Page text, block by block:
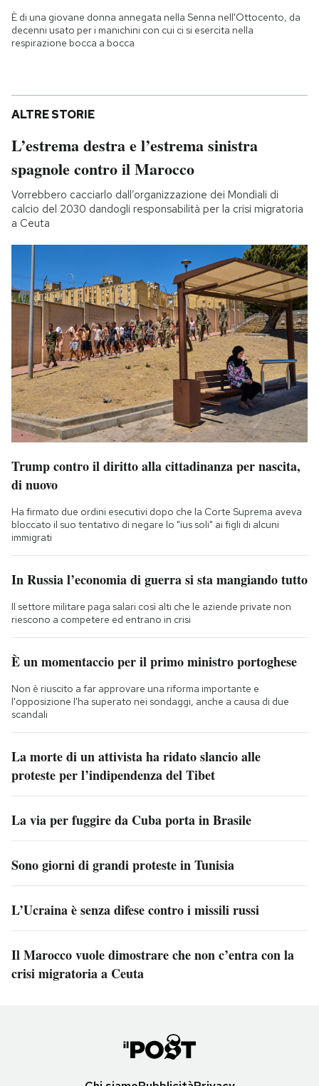
È di una giovane donna annegata nella Senna nell'Ottocento, da
decenni usato per i manichini con cui ci si esercita nella
respirazione bocca a bocca
ALTRE STORIE
L’estrema destra e l’estrema sinistra
spagnole contro il Marocco
Vorrebbero cacciarlo dall’organizzazione dei Mondiali di
calcio del 2030 dandogli responsabilità per la crisi migratoria
a Ceuta
Trump contro il diritto alla cittadinanza per nascita,
di nuovo
Ha firmato due ordini esecutivi dopo che la Corte Suprema aveva
bloccato il suo tentativo di negare lo "ius soli" ai figli di alcuni
immigrati
In Russia l’economia di guerra si sta mangiando tutto
Il settore militare paga salari così alti che le aziende private non
riescono a competere ed entrano in crisi
È un momentaccio per il primo ministro portoghese
Non è riuscito a far approvare una riforma importante e
l'opposizione l'ha superato nei sondaggi, anche a causa di due
scandali
La morte di un attivista ha ridato slancio alle
proteste per l’indipendenza del Tibet
La via per fuggire da Cuba porta in Brasile
Sono giorni di grandi proteste in Tunisia
L’Ucraina è senza difese contro i missili russi
Il Marocco vuole dimostrare che non c’entra con la
crisi migratoria a Ceuta